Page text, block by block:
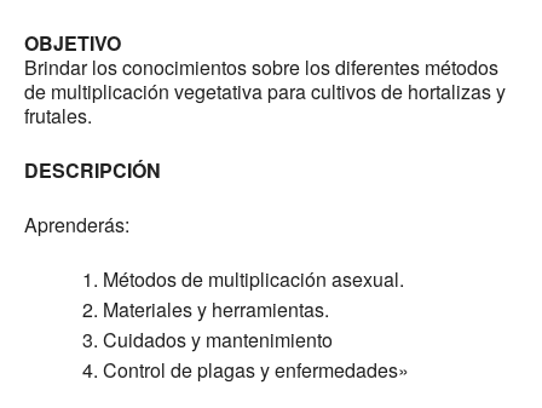
OBJETIVO
Brindar los conocimientos sobre los diferentes métodos
de multiplicación vegetativa para cultivos de hortalizas y
frutales.
DESCRIPCIÓN
Aprenderás:
Métodos de multiplicación asexual.
Materiales y herramientas.
Cuidados y mantenimiento
Control de plagas y enfermedades»